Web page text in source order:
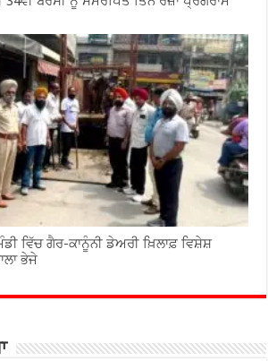
ਵਿੱਚ ਗੈਰ-ਕਾਨੂੰਨੀ ਡੇਅਰੀ ਖ਼ਿਲਾਫ਼ ਵਿਸ਼ੇਸ਼
ਭੇਜੇ